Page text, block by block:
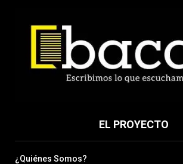
EL PROYECTO
¿Quiénes Somos?